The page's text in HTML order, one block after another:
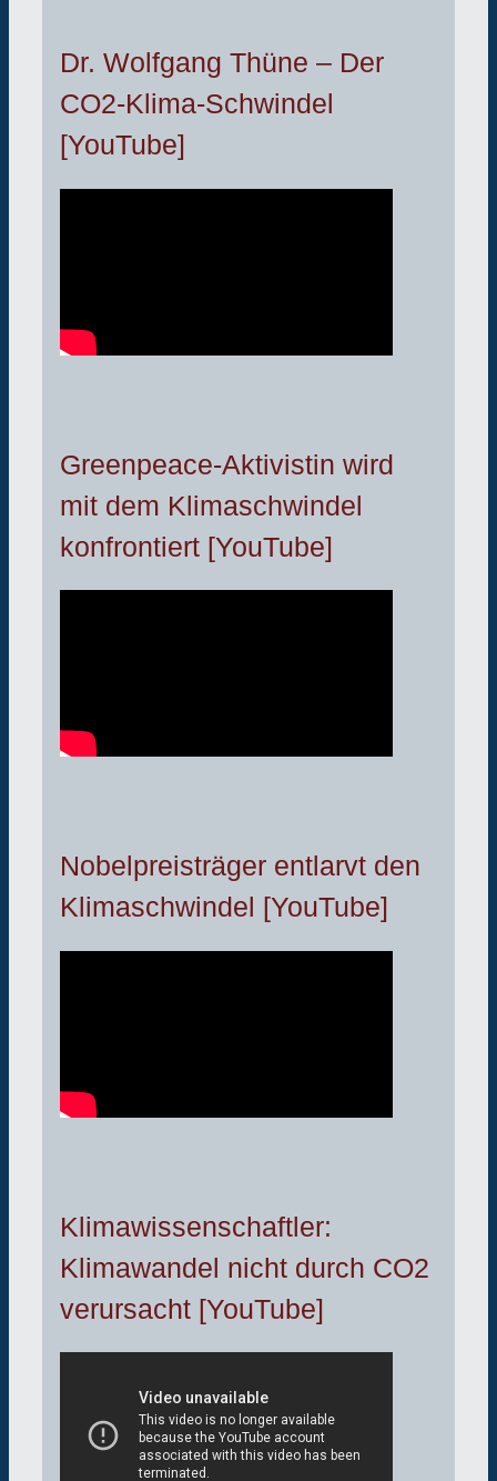
Dr. Wolfgang Thüne – Der
CO2-Klima-Schwindel
[YouTube]
Greenpeace-Aktivistin wird
mit dem Klimaschwindel
konfrontiert [YouTube]
Nobelpreisträger entlarvt den
Klimaschwindel [YouTube]
Klimawissenschaftler:
Klimawandel nicht durch CO2
verursacht [YouTube]